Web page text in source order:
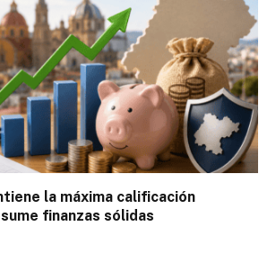
la máxima calificación
finanzas sólidas